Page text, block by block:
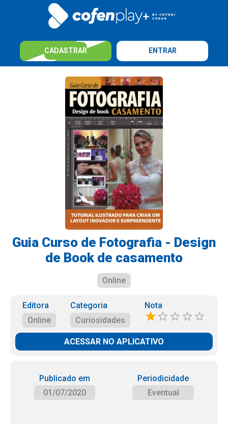
CADASTRAR ENTRAR
Guia Curso de Fotografia - Design
de Book de casamento
Online
Editora
Online
Categoria
Curiosidades
Nota
ACESSAR NO APLICATIVO
Publicado em
01/07/2020
Periodicidade
Eventual